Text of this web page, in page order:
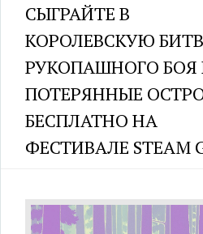
СЫГРАЙТЕ В
КОРОЛЕВСКУЮ
РУКОПАШНОГО БОЯ
ПОТЕРЯННЫЕ
БЕСПЛАТНО НА
ФЕСТИВАЛЕ STEAM